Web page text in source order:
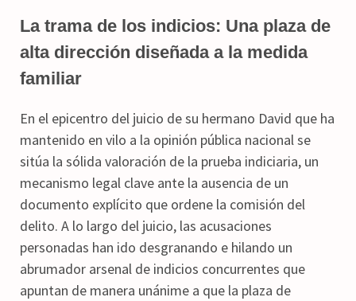
La trama de los indicios: Una plaza de
alta dirección diseñada a la medida
familiar
En el epicentro del juicio de su hermano David que ha
mantenido en vilo a la opinión pública nacional se
sitúa la sólida valoración de la prueba indiciaria, un
mecanismo legal clave ante la ausencia de un
documento explícito que ordene la comisión del
delito. A lo largo del juicio, las acusaciones
personadas han ido desgranando e hilando un
abrumador arsenal de indicios concurrentes que
apuntan de manera unánime a que la plaza de